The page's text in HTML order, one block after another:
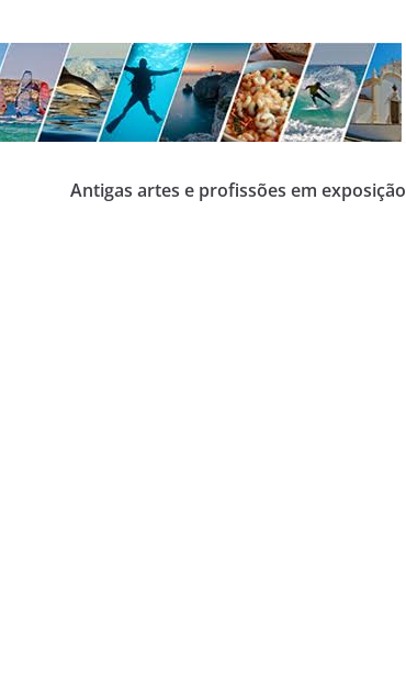
Antigas artes e profissões em exposição